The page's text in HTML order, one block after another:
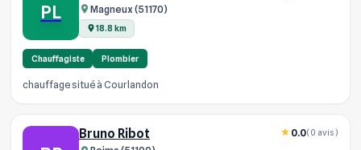
PL Magneux (51170)
18.8 km
Chauffagiste Plombier
chauffage situé à Courlandon
Bruno Ribot 0.0(0 avis)